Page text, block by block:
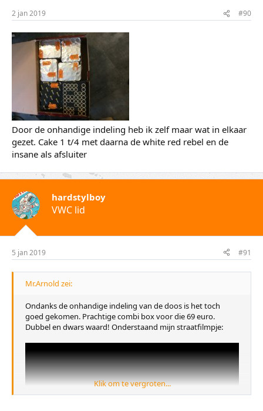
2 jan 2019 #90
Door de onhandige indeling heb ik zelf maar wat in elkaar
gezet. Cake 1 t/4 met daarna de white red rebel en de
insane als afsluiter
hardstylboy
VWC lid
5 jan 2019 #91
Mr.Arnold zei:
Ondanks de onhandige indeling van de doos is het toch
goed gekomen. Prachtige combi box voor die 69 euro.
Dubbel en dwars waard! Onderstaand mijn straatfilmpje:
Klik om te vergroten...